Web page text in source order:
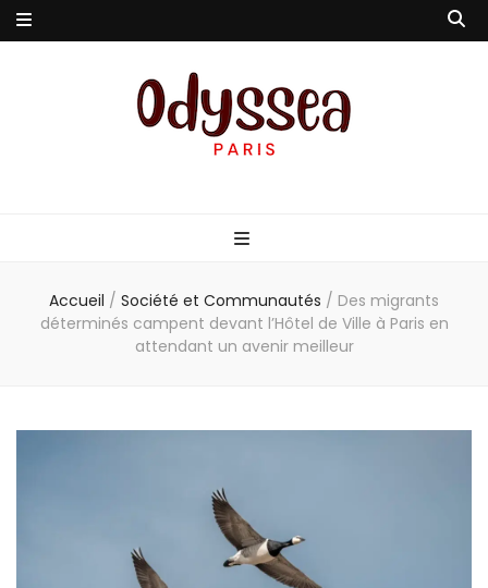
Accueil / Société et Communautés / Des migrants
déterminés campent devant l’Hôtel de Ville à Paris en
attendant un avenir meilleur